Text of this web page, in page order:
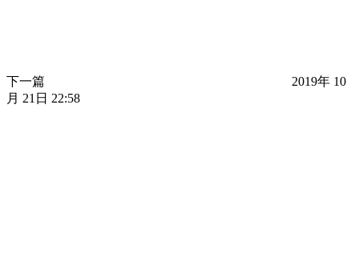
下一篇
2019年 10
月 21日 22:58